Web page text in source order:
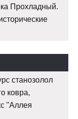
Прохладный.
станозолол
ковра,
"Аллея